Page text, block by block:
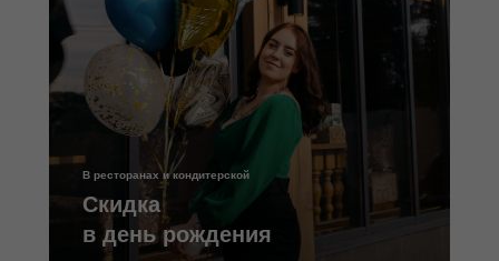
В ресторанах и кондитерской
Скидка
в день рождения